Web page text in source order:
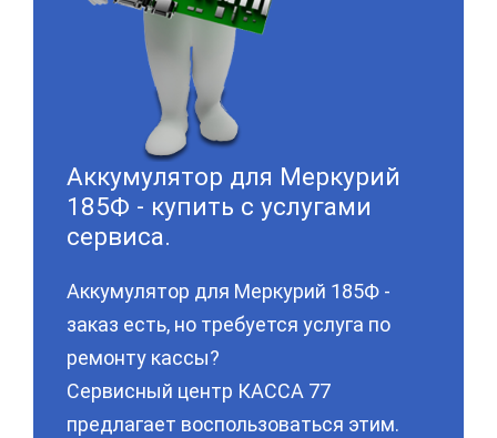
Аккумулятор для Меркурий
185Ф - купить с услугами
сервиса.
Аккумулятор для Меркурий 185Ф -
заказ есть, но требуется услуга по
ремонту кассы?
Сервисный центр КАССА 77
предлагает воспользоваться этим.